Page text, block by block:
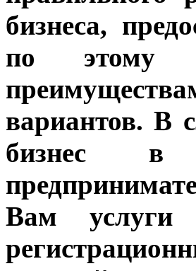
бизнеса,
по этому
вариантов. В
бизнес в
Вам услуги